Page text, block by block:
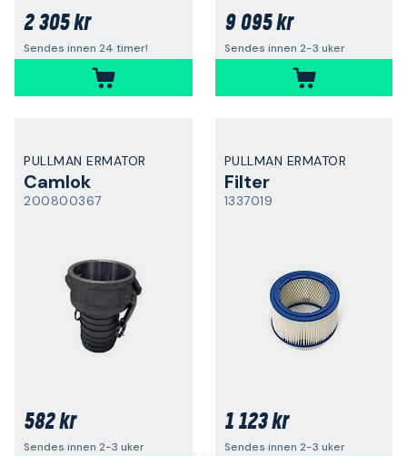
2 305 kr
Sendes innen 24 timer!
9 095 kr
Sendes innen 2-3 uker
PULLMAN ERMATOR
Camlok
200800367
582 kr
Sendes innen 2-3 uker
PULLMAN ERMATOR
Filter
1337019
1 123 kr
Sendes innen 2-3 uker